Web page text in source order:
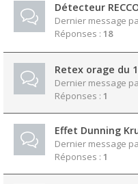
Détecteur
Dernier message
Réponses : 18
Retex orage du
Dernier message
Réponses : 1
Effet Dunning
Dernier message
Réponses : 1